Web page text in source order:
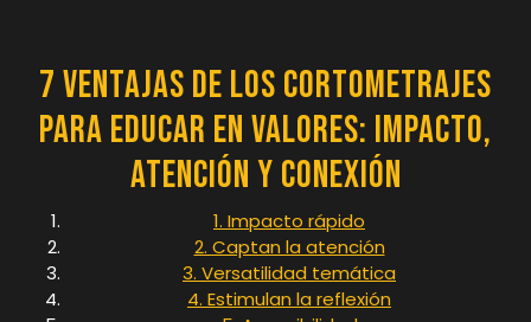
7 Ventajas de los Cortometrajes
para Educar en Valores: Impacto,
Atención y Conexión
1. Impacto rápido
2. Captan la atención
3. Versatilidad temática
4. Estimulan la reflexión